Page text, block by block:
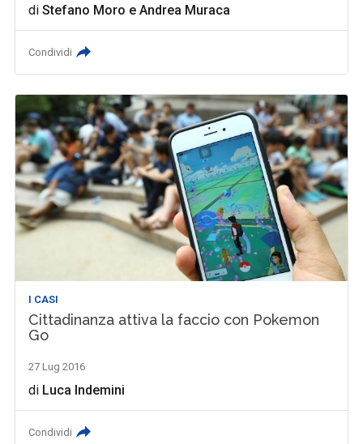
diStefano Moro eAndrea Muraca
Condividi
I CASI
Cittadinanza attiva la faccio con Pokemon
Go
27 Lug 2016
di Luca Indemini
Condividi